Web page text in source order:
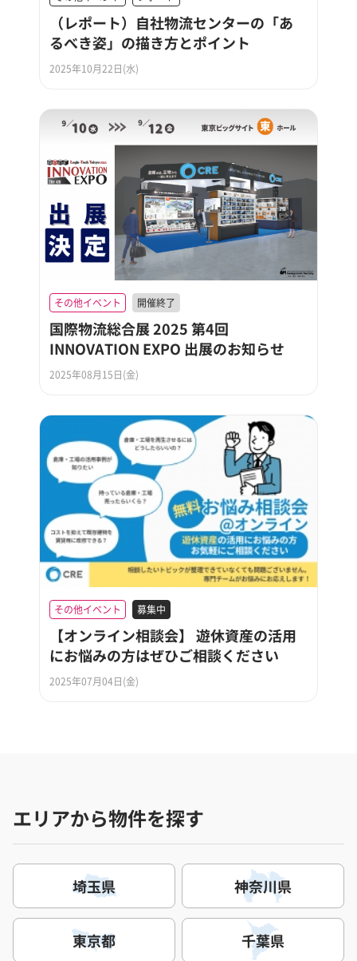
（レポート）自社物流センターの「あ
るべき姿」の描き方とポイント
2025年10月22日(水)
その他イベント 開催終了
国際物流総合展 2025 第4回
INNOVATION EXPO 出展のお知らせ
2025年08月15日(金)
その他イベント 募集中
【オンライン相談会】 遊休資産の活用
にお悩みの方はぜひご相談ください
2025年07月04日(金)
エリアから物件を探す
埼玉県 神奈川県
東京都 千葉県